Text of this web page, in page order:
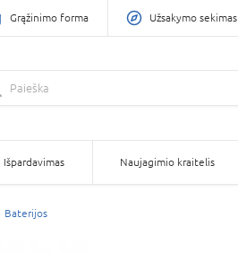
Grąžinimo forma Užsakymo sekimas
Išpardavimas Naujagimio kraitelis
Baterijos